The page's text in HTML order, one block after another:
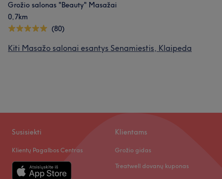
Grožio salonas "Beauty" Masažai
0,7km
(80)
Kiti Masažo salonai esantys Senamiestis, Klaipeda
Susisiekti
Klientų Pagalbos Centras
Klientams
Grožio gidas
Treatwell dovanų kuponas